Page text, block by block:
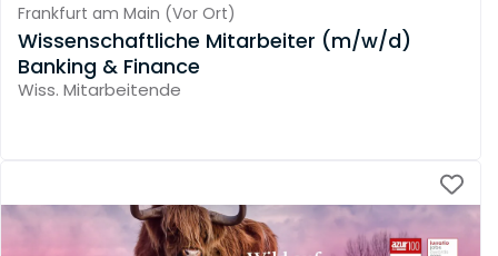
Frankfurt am Main (Vor Ort)
Wissenschaftliche Mitarbeiter (m/w/d)
Banking & Finance
Wiss. Mitarbeitende